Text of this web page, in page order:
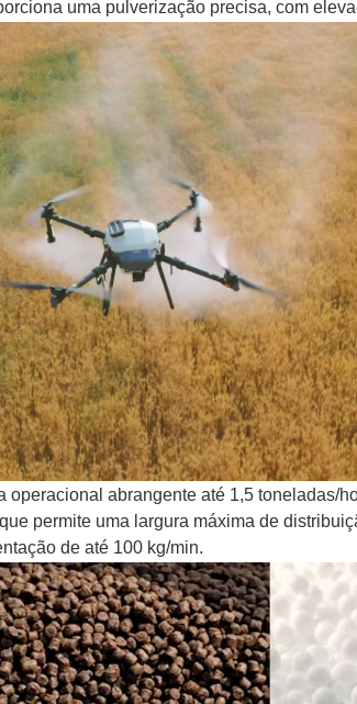
uma pulverização precisa, com
abrangente até 1,5 toneladas/
permite uma largura máxima de
de até 100 kg/min.